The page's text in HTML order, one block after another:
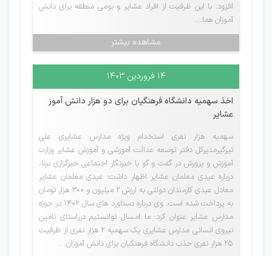
افزود: با این ظرفیت از افراد عشایر و بومی منطقه برای دانش
آموزان هما...
مشاهده بیشتر
۱۴ فروردین ۱۴۰۳
اخذ سهمیه دانشگاه فرهنگیان برای دو هزار دانش آموز
عشایر
سهمیه هزار نفری استخدام ویژه مدارس عشایری علی
تیرگیرمدیرکل دفتر توسعه عدالت آموزشی و آموزش عشایر وزارت
آموزش و پرورش در گفت و گو با خبرنگار اجتماعی خبرگزاری برنا،
درباره عیدی معلمان عشایر اظهار داشت: عیدی معلمان عشایر
معادل عیدی کارمندان دولتی به ارزش ۲ میلیون و ۳۰۰ هزار تومان
به پرداخت شده است. وی درباره دستاورد های سال ۱۴۰۲ در حوزه
مدارس عشایر عنوان کرد: ما امسال توانستیم درراستای تامین
نیروی انسانی مدارس عشایری یک سهمیه ۲ هزار نفری از ظرفیت
۲۵ هزار نفری جذب دانشگاه فرهنگیان برای دانش آموزان...